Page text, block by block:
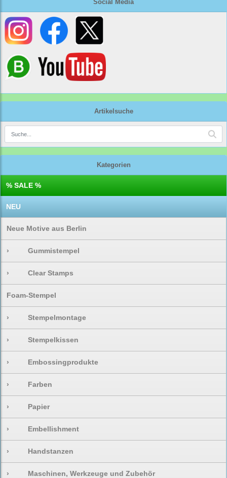
Social Media
Artikelsuche
Kategorien
% SALE %
NEU
Neue Motive aus Berlin
› Gummistempel
› Clear Stamps
Foam-Stempel
› Stempelmontage
› Stempelkissen
› Embossingprodukte
› Farben
› Papier
› Embellishment
› Handstanzen
› Maschinen, Werkzeuge und Zubehör